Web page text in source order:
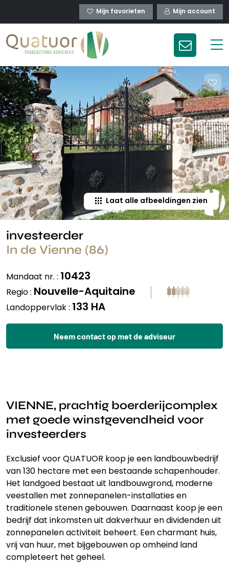
Mijn favorieten Mijn account
Laat alle afbeeldingen zien
investeerder
In de Vienne (86)
Mandaat nr. : 10423
Regio : Nouvelle-Aquitaine
Landoppervlak : 133 HA
Neem contact op met de adviseur
VIENNE, prachtig boerderijcomplex
met goede winstgevendheid voor
investeerders
Exclusief voor QUATUOR koop je een landbouwbedrijf
van 130 hectare met een bestaande schapenhouder.
Het landgoed bestaat uit landbouwgrond, moderne
veestallen met zonnepanelen-installaties en
traditionele stenen gebouwen. Daarnaast koop je een
bedrijf dat inkomsten uit dakverhuur en dividenden uit
zonnepanelen activiteit beheert. Een charmant huis,
vrij van huur, met bijgebouwen op omheind land
completeert het geheel.